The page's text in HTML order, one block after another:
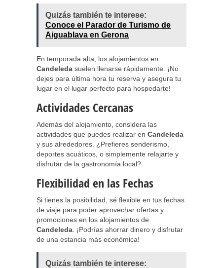
Quizás también te interese:
Conoce el Parador de Turismo de
Aiguablava en Gerona
En temporada alta, los alojamientos en
Candeleda suelen llenarse rápidamente. ¡No
dejes para última hora tu reserva y asegura tu
lugar en el lugar perfecto para hospedarte!
Actividades Cercanas
Además del alojamiento, considera las
actividades que puedes realizar en Candeleda
y sus alrededores. ¿Prefieres senderismo,
deportes acuáticos, o simplemente relajarte y
disfrutar de la gastronomía local?
Flexibilidad en las Fechas
Si tienes la posibilidad, sé flexible en tus fechas
de viaje para poder aprovechar ofertas y
promociones en los alojamientos de
Candeleda . ¡Podrías ahorrar dinero y disfrutar
de una estancia más económica!
Quizás también te interese: